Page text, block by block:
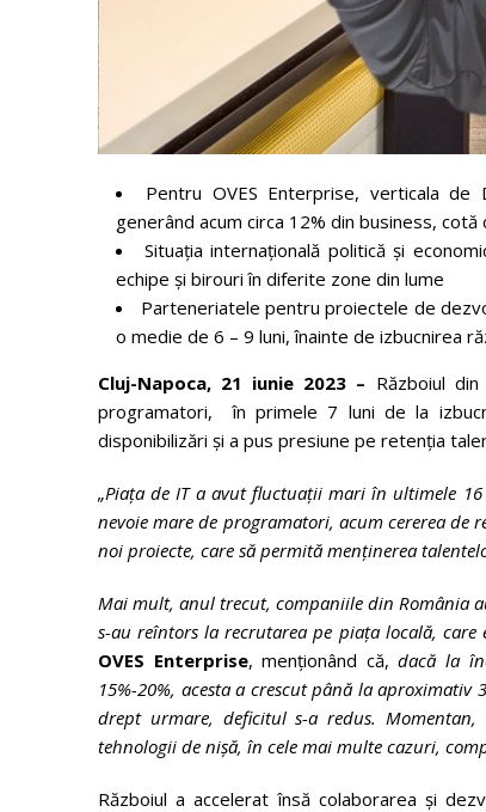
Pentru OVES Enterprise, verticala
generând acum circa 12% din business,
Situația internațională politică și
echipe și birouri în diferite zone din lume
Parteneriatele pentru proiectele de
o medie de 6 – 9 luni, înainte de izbucnirea
Cluj-Napoca, 21 iunie 2023 – Războiul
programatori, în primele 7 luni de la
disponibilizări și a pus presiune pe retenția
„Piața de IT a avut fluctuații mari în ultimele
nevoie mare de programatori, acum cererea de
noi proiecte, care să permită menținerea
Mai mult, anul trecut, companiile din România
s-au reîntors la recrutarea pe piața locală,
OVES Enterprise, menționând că, dacă la
15%-20%, acesta a crescut până la
drept urmare, deficitul s-a redus.
tehnologii de nișă, în cele mai multe cazuri,
Războiul a accelerat însă colaborarea și